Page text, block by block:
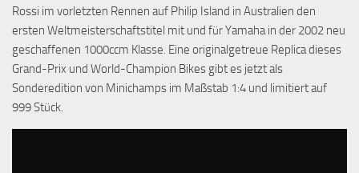
Rossi im vorletzten Rennen auf Philip Island in Australien den
ersten Weltmeisterschaftstitel mit und für Yamaha in der 2002 neu
geschaffenen 1000ccm Klasse. Eine originalgetreue Replica dieses
Grand-Prix und World-Champion Bikes gibt es jetzt als
Sonderedition von Minichamps im Maßstab 1:4 und limitiert auf
999 Stück.